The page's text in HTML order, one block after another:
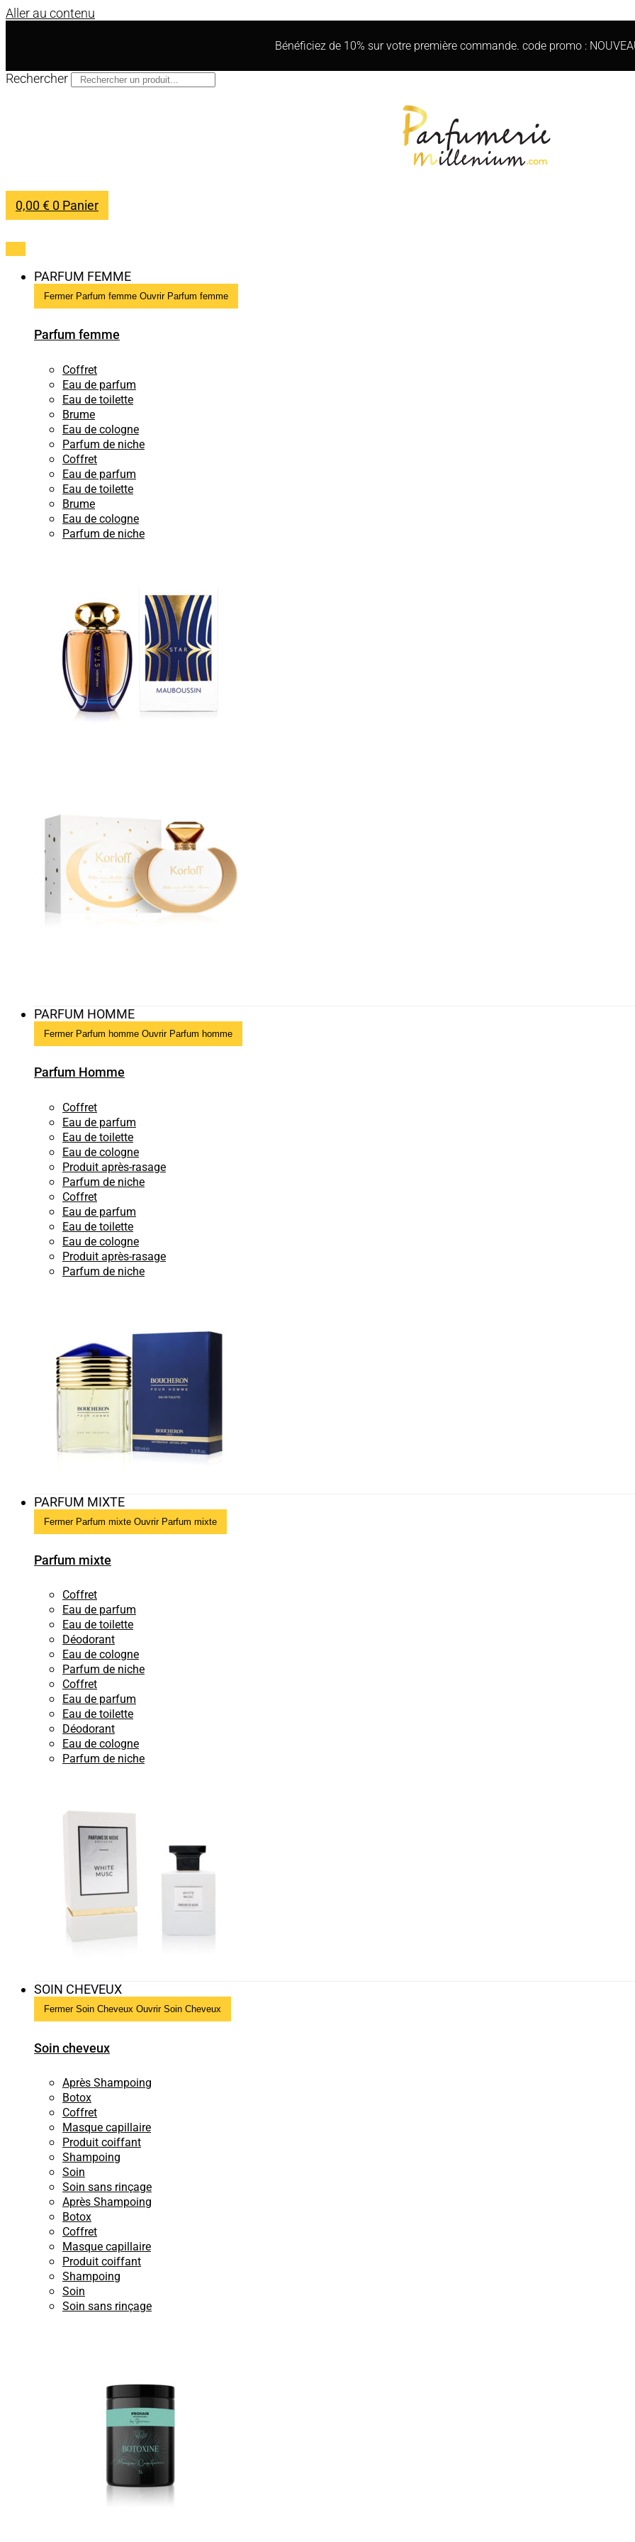
Aller au contenu
Bénéficiez de 10% sur votre première commande. code promo :
Rechercher
0,00€ 0 Panier
PARFUM FEMME
Fermer Parfum femme Ouvrir Parfum femme
Parfum femme
Coffret
Eau de parfum
Eau de toilette
Brume
Eau de cologne
Parfum de niche
Coffret
Eau de parfum
Eau de toilette
Brume
Eau de cologne
Parfum de niche
PARFUM HOMME
Fermer Parfum homme Ouvrir Parfum homme
Parfum Homme
Coffret
Eau de parfum
Eau de toilette
Eau de cologne
Produit après-rasage
Parfum de niche
Coffret
Eau de parfum
Eau de toilette
Eau de cologne
Produit après-rasage
Parfum de niche
PARFUM MIXTE
Fermer Parfum mixte Ouvrir Parfum mixte
Parfum mixte
Coffret
Eau de parfum
Eau de toilette
Déodorant
Eau de cologne
Parfum de niche
Coffret
Eau de parfum
Eau de toilette
Déodorant
Eau de cologne
Parfum de niche
SOIN CHEVEUX
Fermer Soin Cheveux Ouvrir Soin Cheveux
Soin cheveux
Après Shampoing
Botox
Coffret
Masque capillaire
Produit coiffant
Shampoing
Soin
Soin sans rinçage
Après Shampoing
Botox
Coffret
Masque capillaire
Produit coiffant
Shampoing
Soin
Soin sans rinçage